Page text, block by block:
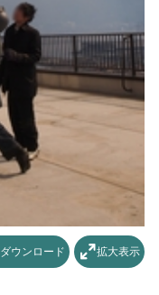
拡大表示
ダウンロード